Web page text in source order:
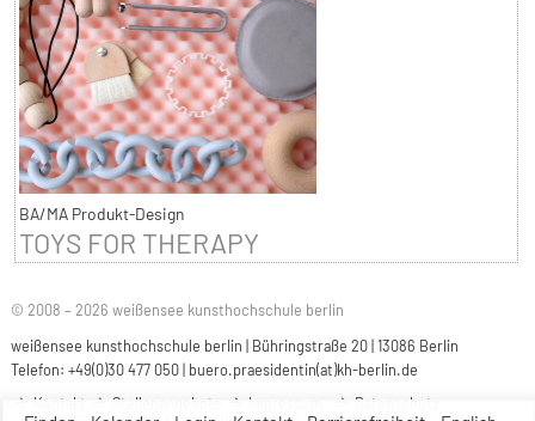
BA/MA Produkt-Design
TOYS FOR THERAPY
© 2008 – 2026 weißensee kunsthochschule berlin
weißensee kunsthochschule berlin | Bühringstraße 20 | 13086 Berlin
Telefon: +49(0)30 477 050 | buero.praesidentin(at)kh-berlin.de
Kontakt
Stellenangebote Impressum
Datenschutz